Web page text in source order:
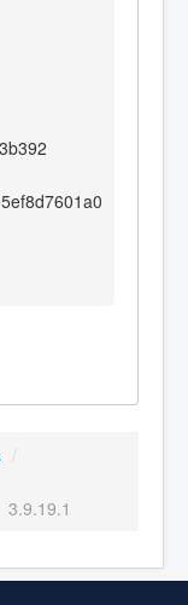
/
3.9.19.1